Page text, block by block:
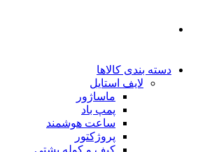
دسته بندی کالاها
لایف استایل
ماساژور
پمپ باد
ساعت هوشمند
پروژکتور
کیف و کوله پشتی